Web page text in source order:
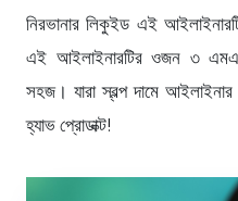
নিরভানার লিকুইড এই
এই আইলাইনারটির ওজন ৩
সহজ। যারা স্বল্প দামে
হ্যাভ প্রোডাক্ট!